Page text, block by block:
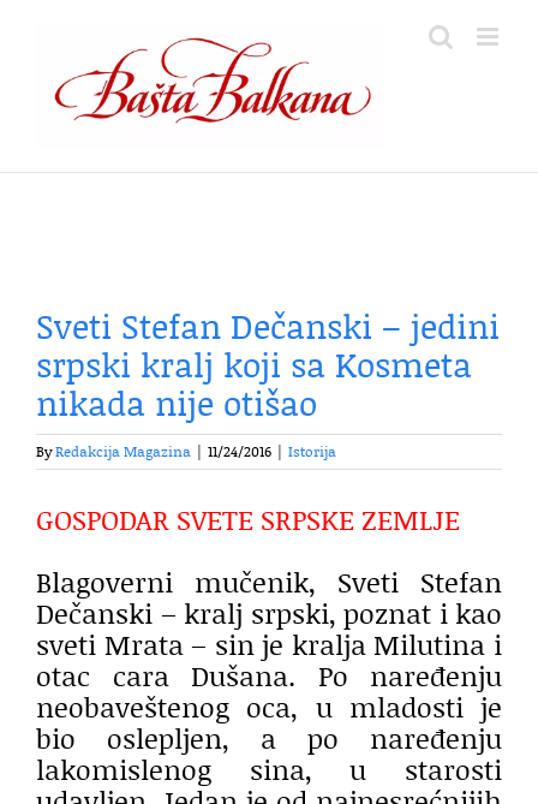
content
Sveti Stefan Dečanski – jedini
srpski kralj koji sa Kosmeta
nikada nije otišao
ByRedakcija Magazina 11/24/2016 Istorija
GOSPODAR SVETE SRPSKE ZEMLJE
Blagoverni mučenik, Sveti Stefan
Dečanski – kralj srpski, poznat i kao
sveti Mrata – sin je kralja Milutina i
otac cara Dušana. Po naređenju
neobaveštenog oca, u mladosti je
bio oslepljen, a po naređenju
lakomislenog sina, u starosti